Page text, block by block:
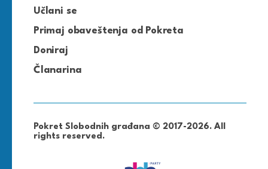
Učlani se
Primaj obaveštenja od Pokreta
Doniraj
Članarina
Pokret Slobodnih građana © 2017-2026. All
rights reserved.